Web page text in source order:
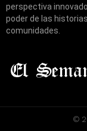
perspectiva
poder de las
comunidades.
©